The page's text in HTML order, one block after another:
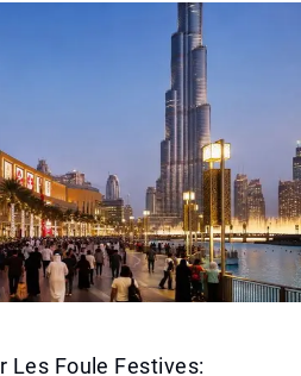
Les Foule Festives: